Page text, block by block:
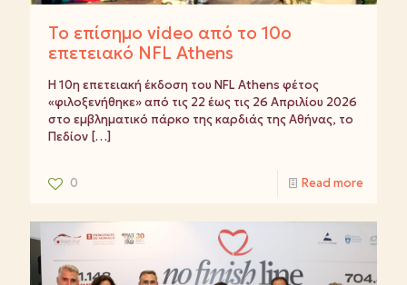
Το επίσημο video από το 10ο
επετειακό NFL Athens
Η 10η επετειακή έκδοση του NFL Athens φέτος
«φιλοξενήθηκε» από τις 22 έως τις 26 Απριλίου 2026
στο εμβληματικό πάρκο της καρδιάς της Αθήνας, το
Πεδίον […]
0 Read more